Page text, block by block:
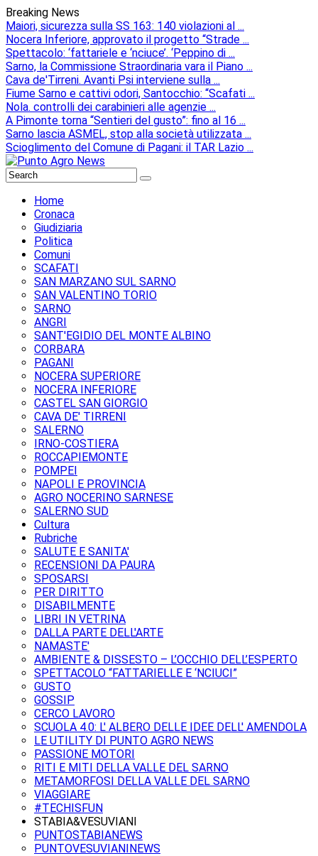
Breaking News
Maiori, sicurezza sulla SS 163: 140 violazioni al ...
Nocera Inferiore, approvato il progetto “Strade ...
Spettacolo: ‘fattariele e ‘nciuce’. ‘Peppino di ...
Sarno, la Commissione Straordinaria vara il Piano ...
Cava de'Tirreni. Avanti Psi interviene sulla ...
Fiume Sarno e cattivi odori, Santocchio: “Scafati ...
Nola. controlli dei carabinieri alle agenzie ...
A Pimonte torna “Sentieri del gusto”: fino al 16 ...
Sarno lascia ASMEL, stop alla società utilizzata ...
Scioglimento del Comune di Pagani: il TAR Lazio ...
Home
Cronaca
Giudiziaria
Politica
Comuni
SCAFATI
SAN MARZANO SUL SARNO
SAN VALENTINO TORIO
SARNO
ANGRI
SANT'EGIDIO DEL MONTE ALBINO
CORBARA
PAGANI
NOCERA SUPERIORE
NOCERA INFERIORE
CASTEL SAN GIORGIO
CAVA DE' TIRRENI
SALERNO
IRNO-COSTIERA
ROCCAPIEMONTE
POMPEI
NAPOLI E PROVINCIA
AGRO NOCERINO SARNESE
SALERNO SUD
Cultura
Rubriche
SALUTE E SANITA'
RECENSIONI DA PAURA
SPOSARSI
PER DIRITTO
DISABILMENTE
LIBRI IN VETRINA
DALLA PARTE DELL'ARTE
NAMASTE'
AMBIENTE & DISSESTO – L’OCCHIO DELL’ESPERTO
SPETTACOLO “FATTARIELLE E ‘NCIUCI”
GUSTO
GOSSIP
CERCO LAVORO
SCUOLA 4.0: L' ALBERO DELLE IDEE DELL' AMENDOLA
LE UTILITY DI PUNTO AGRO NEWS
PASSIONE MOTORI
RITI E MITI DELLA VALLE DEL SARNO
METAMORFOSI DELLA VALLE DEL SARNO
VIAGGIARE
#TECHISFUN
STABIA&VESUVIANI
PUNTOSTABIANEWS
PUNTOVESUVIANINEWS